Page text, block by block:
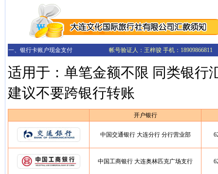
一、银行卡账户现金支付 帐号验证人：王梓骏 手机：18909866811
适用于：单笔金额不限 同类银
建议不要跨银行转账
开户银行
中国交通银行 大连分行 分行营业部
中国工商银行 大连奥林匹克广场支行